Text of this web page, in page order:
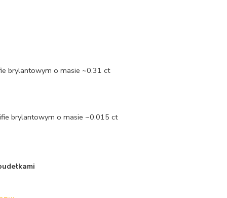
brylantowym o masie ~0.31 ct
brylantowym o masie ~0.015 ct